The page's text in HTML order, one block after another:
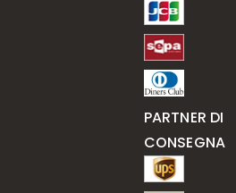
PARTNER DI
CONSEGNA